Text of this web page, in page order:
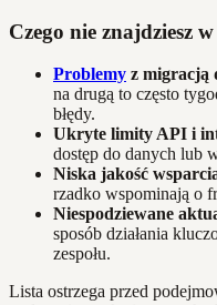
Czego nie znajdziesz
Problemy z migracją
na drugą to często
błędy.
Ukryte limity API i
dostęp do danych lub
Niska jakość
rzadko wspominają o
Niespodziewane
sposób działania
zespołu.
Lista ostrzega przed